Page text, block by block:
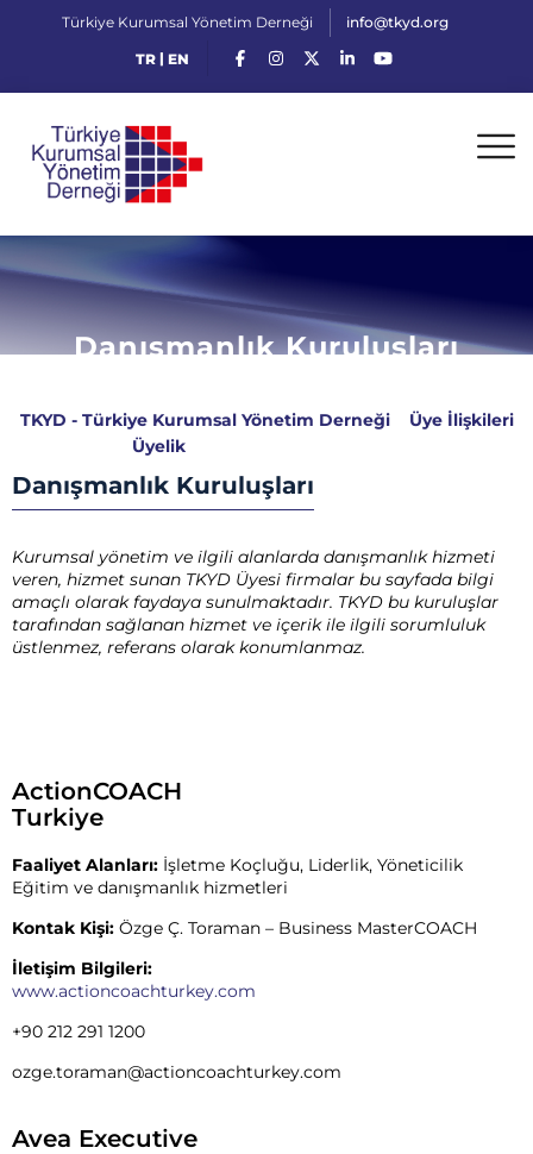
Türkiye Kurumsal Yönetim Derneği info@tkyd.org
TR| EN
Danışmanlık Kuruluşları
TKYD - Türkiye Kurumsal Yönetim Derneği> Üye İlişkileri
Üyelik
Danışmanlık Kuruluşları
Kurumsal yönetim ve ilgili alanlarda danışmanlık hizmeti
veren, hizmet sunan TKYD Üyesi firmalar bu sayfada bilgi
amaçlı olarak faydaya sunulmaktadır. TKYD bu kuruluşlar
tarafından sağlanan hizmet ve içerik ile ilgili sorumluluk
üstlenmez, referans olarak konumlanmaz.
ActionCOACH
Turkiye
Faaliyet Alanları: İşletme Koçluğu, Liderlik, Yöneticilik
Eğitim ve danışmanlık hizmetleri
Kontak Kişi: Özge Ç. Toraman – Business MasterCOACH
İletişim Bilgileri:
www.actioncoachturkey.com
+90 212 291 1200
ozge.toraman@actioncoachturkey.com
Avea Executive